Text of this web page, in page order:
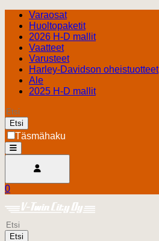
Varaosat
Huoltopaketit
2026 H-D mallit
Vaatteet
Varusteet
Harley-Davidson oheistuotteet
Ale
2025 H-D mallit
Etsi
Täsmähaku
open
Ostoskori
0.00 €
0
Harley Davidson Turku
Etsi